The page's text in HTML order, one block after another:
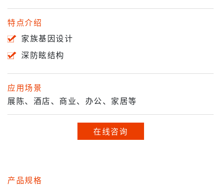
特点介绍
家族基因设计
深防眩结构
应用场景
展陈、酒店、商业、办公、家居等
在线咨询
产品规格